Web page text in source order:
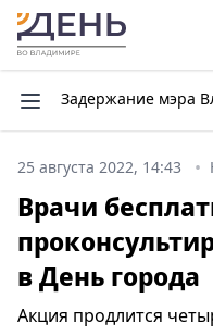
Задержание мэра
25 августа 2022, 14:43
Врачи
в День города
Акция продлится